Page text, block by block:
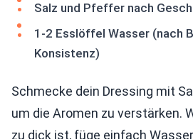
Salz und Pfeffer nach
1-2 Esslöffel Wasser (nach
Konsistenz)
Schmecke dein Dressing mit
um die Aromen zu verstärken.
zu dick ist, füge einfach